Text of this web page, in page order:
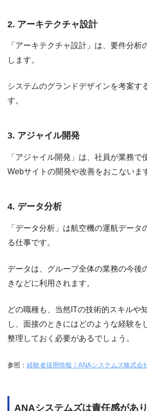
2. アーキテクチャ設計
「アーキテクチャ設計」は、要件分析
します。
システムのグランドデザインを考案す
す。
3. アジャイル開発
「アジャイル開発」は、社員が業務で
Webサイトの開発や改善をおこないま
4. データ分析
「データ分析」は航空機の運航データ
る仕事です。
データは、グループ全体の業務の今後
きなどに利用されます。
どの職種も、当然ITの技術的スキルや
し、面接のときにはどのような経験を
整理しておく必要があるでしょう。
参照： 経験者採用情報｜ANAシステムズ株式会
ANAシステムズは責任感があ